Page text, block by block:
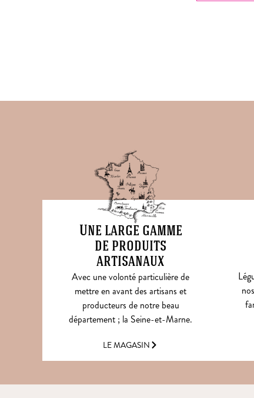
Une large gamme
de produits
artisanaux
Avec une volonté particulière de
mettre en avant des artisans et
producteurs de notre beau
département ; la Seine-et-Marne.
LE MAGASIN